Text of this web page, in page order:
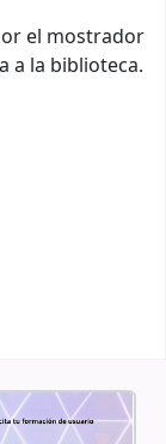
el mostrador
a la biblioteca.